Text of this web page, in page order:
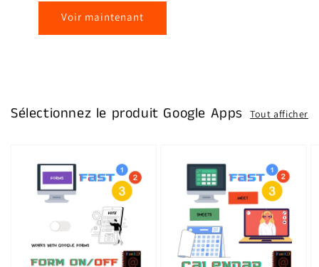
Voir maintenant
Sélectionnez le produit Google Apps Tout afficher